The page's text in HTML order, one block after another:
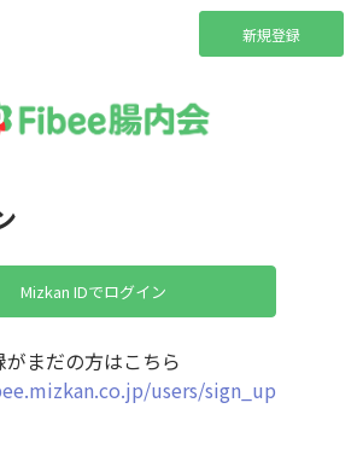
新規登録
Mizkan IDでログイン
まだの方はこちら
users/sign_up